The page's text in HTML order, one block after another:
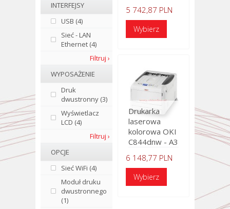
INTERFEJSY
USB (4)
Sieć - LAN
Ethernet (4)
Filtruj ›
WYPOSAŻENIE
Druk
dwustronny (3)
Wyświetlacz
LCD (4)
Filtruj ›
OPCJE
Sieć WiFi (4)
Moduł druku
dwustronnego
(1)
5 742,87 PLN
Drukarka
laserowa
kolorowa OKI
C844dnw - A3
6 148,77 PLN